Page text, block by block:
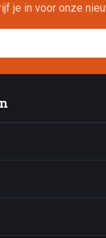
je in voor onze